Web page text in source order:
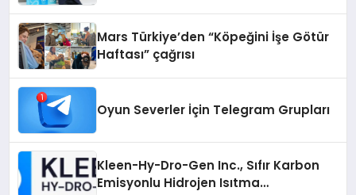
Mars Türkiye’den “Köpeğini İşe Götür
Haftası” çağrısı
Oyun Severler İçin Telegram Grupları
Kleen-Hy-Dro-Gen Inc., Sıfır Karbon
Emisyonlu Hidrojen Isıtma